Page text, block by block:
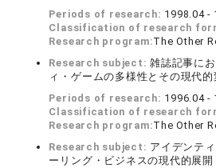
Periods of research: 1998.04 -
Classification of research
Research program:The Other
Research subject:雑誌記事に
ィ・ゲームの多様性とその現代
Periods of research: 1996.04 -
Classification of research
Research program:The Other
Research subject: アイデンテ
ーリング・ビジネスの現代的展開